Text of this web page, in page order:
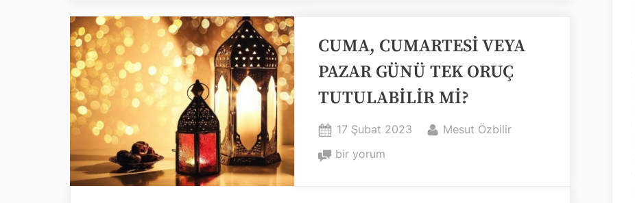
CUMA, CUMARTESİ VEYA
PAZAR GÜNÜ TEK ORUÇ
TUTULABİLİR Mİ?
Posted
on
17 Şubat 2023 By
Mesut Özbilir
CUMA,
bir yorum